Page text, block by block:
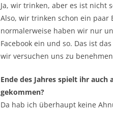
Ja, wir trinken, aber es ist nicht
Also, wir trinken schon ein
normalerweise haben wir nur
Facebook ein und so. Das ist
wir versuchen uns zu
Ende des Jahres spielt ihr
gekommen?
Da hab ich überhaupt keine